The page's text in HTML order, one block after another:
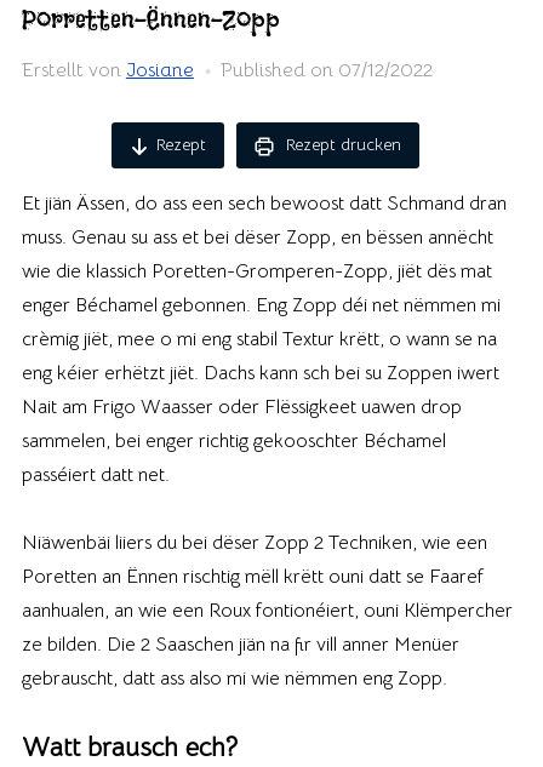
Porretten-Ënnen-Zopp
Erstellt von Josiane Published on 07/12/2022
Rezept Rezept drucken
Et jiän Ässen, do ass een sech bewoost datt Schmand dran
muss. Genau su ass et bei dëser Zopp, en bëssen annëcht
wie die klassich Poretten-Gromperen-Zopp, jiët dës mat
enger Béchamel gebonnen. Eng Zopp déi net nëmmen mi
crèmig jiët, mee o mi eng stabil Textur krëtt, o wann se na
eng kéier erhëtzt jiët. Dachs kann sch bei su Zoppen iwert
Nait am Frigo Waasser oder Flëssigkeet uawen drop
sammelen, bei enger richtig gekooschter Béchamel
passéiert datt net.
Niäwenbäi liiers du bei dëser Zopp 2 Techniken, wie een
Poretten an Ënnen rischtig mëll krëtt ouni datt se Faaref
aanhualen, an wie een Roux fontionéiert, ouni Klëmpercher
ze bilden. Die 2 Saaschen jiän na fir vill anner Menüer
gebrauscht, datt ass also mi wie nëmmen eng Zopp.
Watt brausch ech?